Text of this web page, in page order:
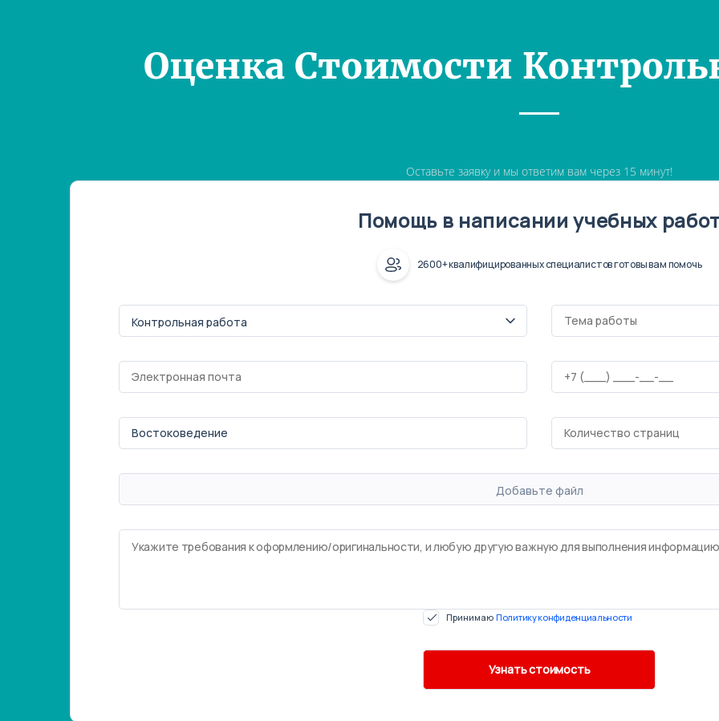
Оценка Стоимости
Оставьте заявку и мы ответим вам через 15 минут!
Помощь в написании учебных
2600+ квалифицированных специалистов готовы вам помочь
Добавьте файл
Принимаю Политику конфиденциальности